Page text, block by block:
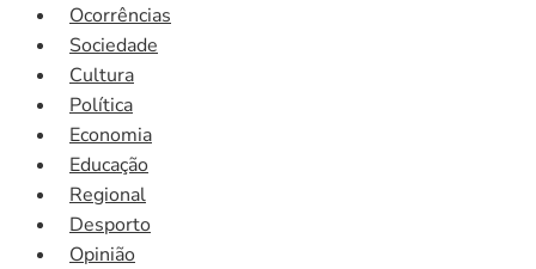
Ocorrências
Sociedade
Cultura
Política
Economia
Educação
Regional
Desporto
Opinião